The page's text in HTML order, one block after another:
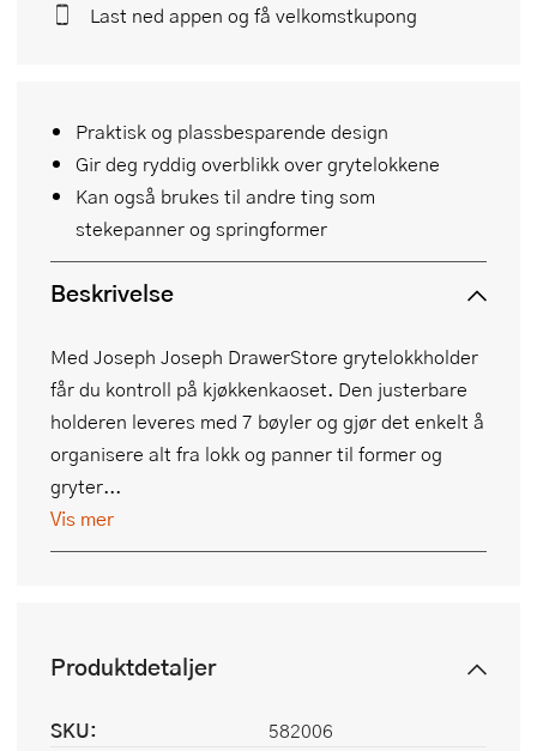
Praktisk og plassbesparende design
Gir deg ryddig overblikk over grytelokkene
Kan også brukes til andre ting som
stekepanner og springformer
Beskrivelse
Med Joseph Joseph DrawerStore grytelokkholder
får du kontroll på kjøkkenkaoset. Den justerbare
holderen leveres med 7 bøyler og gjør det enkelt å
organisere alt fra lokk og panner til former og
gryter...
Vis mer
Last ned appen og få velkomstkupong
Produktdetaljer
SKU: 582006